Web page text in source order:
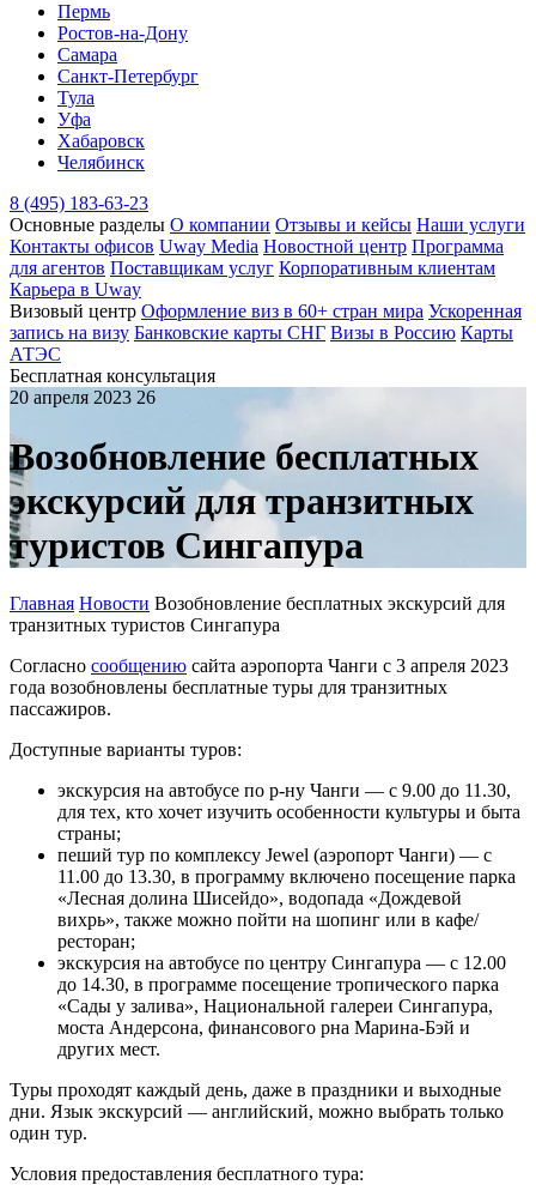
Пермь
Ростов-на-Дону
Самара
Санкт-Петербург
Тула
Уфа
Хабаровск
Челябинск
8 (495) 183-63-23
Основные разделы О компании Отзывы и кейсы Наши услуги
Контакты офисов Uway Media Новостной центр Программа
для агентов Поставщикам услуг Корпоративным клиентам
Карьера в Uway
Визовый центр Оформление виз в 60+ стран мира Ускоренная
запись на визу Банковские карты СНГ Визы в Россию Карты
АТЭС
Бесплатная консультация
20 апреля 2023 26
Возобновление бесплатных
экскурсий для транзитных
туристов Сингапура
Главная Новости Возобновление бесплатных экскурсий для
транзитных туристов Сингапура
Согласно сообщению сайта аэропорта Чанги с 3 апреля 2023
года возобновлены бесплатные туры для транзитных
пассажиров.
Доступные варианты туров:
экскурсия на автобусе по р-ну Чанги — с 9.00 до 11.30,
для тех, кто хочет изучить особенности культуры и быта
страны;
пеший тур по комплексу Jewel (аэропорт Чанги) — с
11.00 до 13.30, в программу включено посещение парка
«Лесная долина Шисейдо», водопада «Дождевой
вихрь», также можно пойти на шопинг или в кафе/
ресторан;
экскурсия на автобусе по центру Сингапура — с 12.00
до 14.30, в программе посещение тропического парка
«Сады у залива», Национальной галереи Сингапура,
моста Андерсона, финансового рна Марина-Бэй и
других мест.
Туры проходят каждый день, даже в праздники и выходные
дни. Язык экскурсий — английский, можно выбрать только
один тур.
Условия предоставления бесплатного тура: